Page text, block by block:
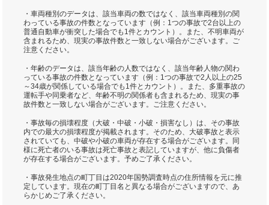
・車両種別のデータは、該当車両の数ではなく、該当車両種別の関
わっている事故の件数となっています（例：1つの事故で2台以上の
普通自動車が衝突した場合でも1件とカウント）。また、不明車両が
含まれるため、現実の事故件数と一致しない場合がございます。ご
注意ください。
・年齢のデータは、該当年齢の人数ではなく、該当年齢人物の関わ
っている事故の件数となっています（例：1つの事故で2人以上の25
～34歳が関係している場合でも1件とカウント）。また、多重事故の
運転手や同乗者など、年齢不明の関係者も含まれるため、現実の事
故件数と一致しない場合がございます。ご注意ください。
・事故毎の損壊程度（大破・中破・小破・損害なし）は、その事故
内での最大の損壊程度が掲載されます。そのため、大破事故と表示
されていても、中破や小破の車両が存在する場合がございます。同
様に死亡者のいる事故は死亡事故と表記していますが、他に負傷者
が存在する場合がございます。予めご了承ください。
・事故発生地点の町丁目は2020年国勢調査時点の住所情報を元に推
定しています。現在の町丁目名と異なる場合がございますので、あ
らかじめご了承ください。